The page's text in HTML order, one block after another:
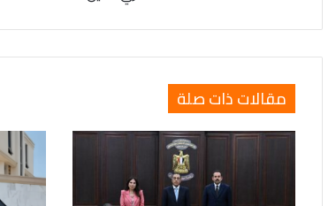
مقالات ذات صلة